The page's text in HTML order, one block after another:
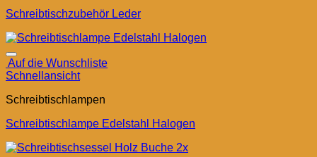
Schreibtischzubehör Leder
Auf die Wunschliste
Schnellansicht
Schreibtischlampen
Schreibtischlampe Edelstahl Halogen